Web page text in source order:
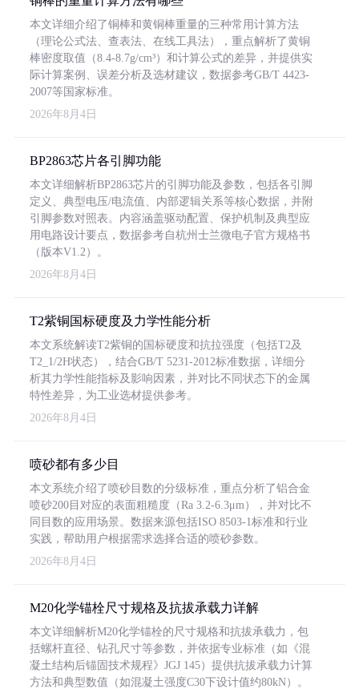
本文详细介绍了铜棒和黄铜棒重量的三种常用计算方法
（理论公式法、查表法、在线工具法），重点解析了黄铜
棒密度取值（8.4-8.7g/cm³）和计算公式的差异，并提供实
际计算案例、误差分析及选材建议，数据参考GB/T 4423-
2007等国家标准。
2026年8月4日
BP2863芯片各引脚功能
本文详细解析BP2863芯片的引脚功能及参数，包括各引脚
定义、典型电压/电流值、内部逻辑关系等核心数据，并附
引脚参数对照表。内容涵盖驱动配置、保护机制及典型应
用电路设计要点，数据参考自杭州士兰微电子官方规格书
（版本V1.2）。
2026年8月4日
T2紫铜国标硬度及力学性能分析
本文系统解读T2紫铜的国标硬度和抗拉强度（包括T2及
T2_1/2H状态），结合GB/T 5231-2012标准数据，详细分
析其力学性能指标及影响因素，并对比不同状态下的金属
特性差异，为工业选材提供参考。
2026年8月4日
喷砂都有多少目
本文系统介绍了喷砂目数的分级标准，重点分析了铝合金
喷砂200目对应的表面粗糙度（Ra 3.2-6.3μm），并对比不
同目数的应用场景。数据来源包括ISO 8503-1标准和行业
实践，帮助用户根据需求选择合适的喷砂参数。
2026年8月4日
M20化学锚栓尺寸规格及抗拔承载力详解
本文详细解析M20化学锚栓的尺寸规格和抗拔承载力，包
括螺杆直径、钻孔尺寸等参数，并依据专业标准（如《混
凝土结构后锚固技术规程》JGJ 145）提供抗拔承载力计算
方法和典型数值（如混凝土强度C30下设计值约80kN）。